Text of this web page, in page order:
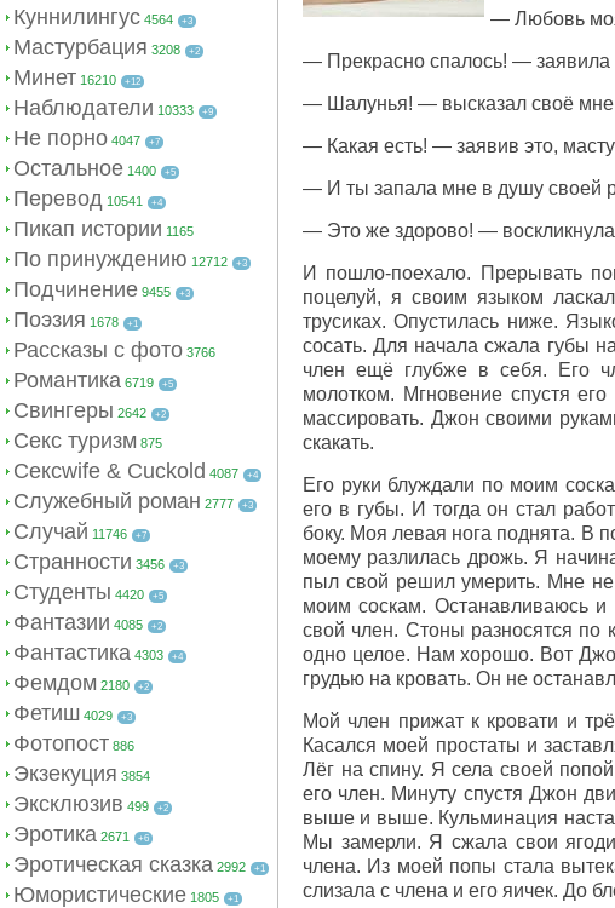
Куннилингус 4564 +3
Мастурбация 3208 +2
Минет 16210 +12
Наблюдатели 10333 +9
Не порно 4047 +7
Остальное 1400 +5
Перевод 10541 +4
Пикап истории 1165
По принуждению 12712 +3
Подчинение 9455 +3
Поэзия 1678 +1
Рассказы с фото 3766
Романтика 6719 +5
Свингеры 2642 +2
Секс туризм 875
Сексwife & Cuckold 4087 +4
Служебный роман 2777 +3
Случай 11746 +7
Странности 3456 +3
Студенты 4420 +5
Фантазии 4085 +2
Фантастика 4303 +4
Фемдом 2180 +2
Фетиш 4029 +3
Фотопост 886
Экзекуция 3854
Эксклюзив 499 +2
Эротика 2671 +6
Эротическая сказка 2992 +1
Юмористические 1805 +1
— Любовь
— Прекрасно спалось! — заявила
— Шалунья! — высказал своё
— Какая есть! — заявив это,
— И ты запала мне в душу своей
— Это же здорово! — воскликнула
И пошло-поехало. Прерывать
поцелуй, я своим языком
трусиках. Опустилась ниже.
сосать. Для начала сжала губы
член ещё глубже в себя. Его
молотком. Мгновение спустя
массировать. Джон своими
скакать.
Его руки блуждали по моим
его в губы. И тогда он стал
боку. Моя левая нога поднята. В
моему разлилась дрожь. Я
пыл свой решил умерить. Мне не
моим соскам. Останавливаюсь и
свой член. Стоны разносятся
одно целое. Нам хорошо. Вот
грудью на кровать. Он не
Мой член прижат к кровати и
Касался моей простаты и
Лёг на спину. Я села своей
его член. Минуту спустя Джон
выше и выше. Кульминация
Мы замерли. Я сжала свои
члена. Из моей попы стала
слизала с члена и его яичек. До